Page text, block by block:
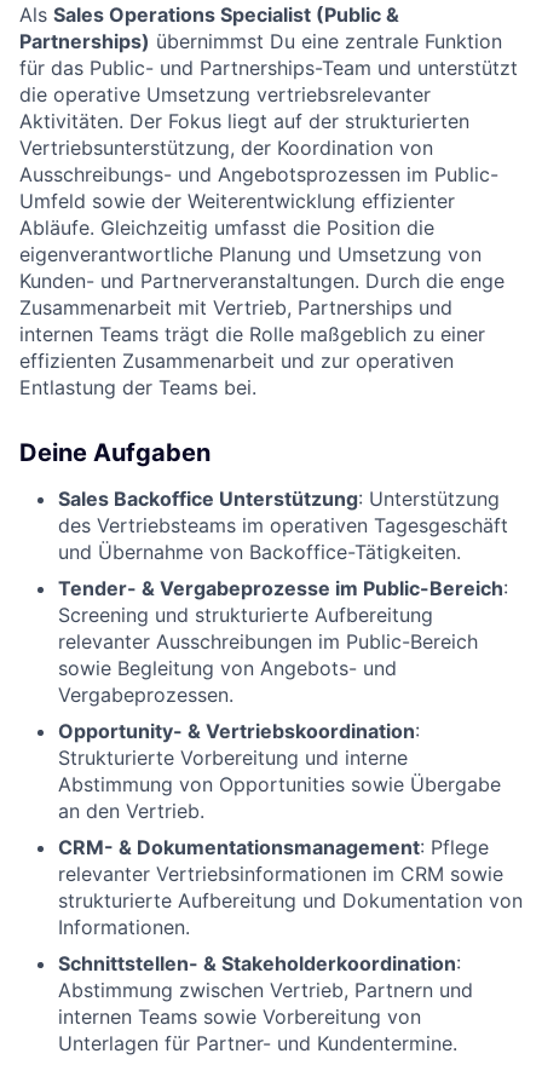
Als Sales Operations Specialist (Public &
Partnerships) übernimmst Du eine zentrale Funktion
für das Public- und Partnerships-Team und unterstützt
die operative Umsetzung vertriebsrelevanter
Aktivitäten. Der Fokus liegt auf der strukturierten
Vertriebsunterstützung, der Koordination von
Ausschreibungs- und Angebotsprozessen im Public-
Umfeld sowie der Weiterentwicklung effizienter
Abläufe. Gleichzeitig umfasst die Position die
eigenverantwortliche Planung und Umsetzung von
Kunden- und Partnerveranstaltungen. Durch die enge
Zusammenarbeit mit Vertrieb, Partnerships und
internen Teams trägt die Rolle maßgeblich zu einer
effizienten Zusammenarbeit und zur operativen
Entlastung der Teams bei.
Deine Aufgaben
Sales Backoffice Unterstützung: Unterstützung
des Vertriebsteams im operativen Tagesgeschäft
und Übernahme von Backoffice-Tätigkeiten.
Tender- & Vergabeprozesse im Public-Bereich:
Screening und strukturierte Aufbereitung
relevanter Ausschreibungen im Public-Bereich
sowie Begleitung von Angebots- und
Vergabeprozessen.
Opportunity- & Vertriebskoordination:
Strukturierte Vorbereitung und interne
Abstimmung von Opportunities sowie Übergabe
an den Vertrieb.
CRM- & Dokumentationsmanagement: Pflege
relevanter Vertriebsinformationen im CRM sowie
strukturierte Aufbereitung und Dokumentation von
Informationen.
Schnittstellen- & Stakeholderkoordination:
Abstimmung zwischen Vertrieb, Partnern und
internen Teams sowie Vorbereitung von
Unterlagen für Partner- und Kundentermine.